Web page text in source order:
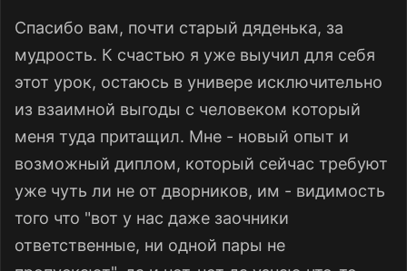
Спасибо вам, почти старый дяденька, за
мудрость. К счастью я уже выучил для себя
этот урок, остаюсь в универе исключительно
из взаимной выгоды с человеком который
меня туда притащил. Мне - новый опыт и
возможный диплом, который сейчас требуют
уже чуть ли не от дворников, им - видимость
того что "вот у нас даже заочники
ответственные, ни одной пары не